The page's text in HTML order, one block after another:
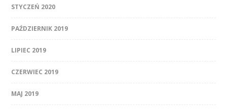
STYCZEŃ 2020
PAŹDZIERNIK 2019
LIPIEC 2019
CZERWIEC 2019
MAJ 2019